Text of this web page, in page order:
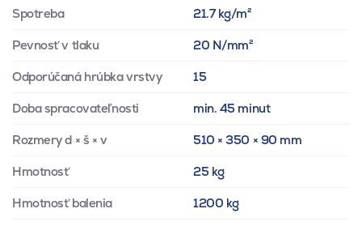
Spotreba 21.7 kg/m²
Pevnosť v tlaku 20 N/mm²
Odporúčaná hrúbka vrstvy 15
Doba spracovateľnosti min. 45 minut
Rozmery d × š × v 510 × 350 × 90 mm
Hmotnosť 25 kg
Hmotnosť balenia 1200 kg